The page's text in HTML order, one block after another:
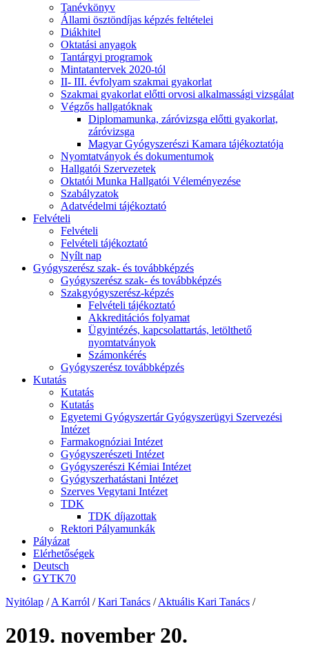
Tanévkönyv
Állami ösztöndíjas képzés feltételei
Diákhitel
Oktatási anyagok
Tantárgyi programok
Mintatantervek 2020-tól
II- III. évfolyam szakmai gyakorlat
Szakmai gyakorlat előtti orvosi alkalmassági vizsgálat
Végzős hallgatóknak
Diplomamunka, záróvizsga előtti gyakorlat,
záróvizsga
Magyar Gyógyszerészi Kamara tájékoztatója
Nyomtatványok és dokumentumok
Hallgatói Szervezetek
Oktatói Munka Hallgatói Véleményezése
Szabályzatok
Adatvédelmi tájékoztató
Felvételi
Felvételi
Felvételi tájékoztató
Nyílt nap
Gyógyszerész szak- és továbbképzés
Gyógyszerész szak- és továbbképzés
Szakgyógyszerész-képzés
Felvételi tájékoztató
Akkreditációs folyamat
Ügyintézés, kapcsolattartás, letölthető
nyomtatványok
Számonkérés
Gyógyszerész továbbképzés
Kutatás
Kutatás
Kutatás
Egyetemi Gyógyszertár Gyógyszerügyi Szervezési
Intézet
Farmakognóziai Intézet
Gyógyszerészeti Intézet
Gyógyszerészi Kémiai Intézet
Gyógyszerhatástani Intézet
Szerves Vegytani Intézet
TDK
TDK díjazottak
Rektori Pályamunkák
Pályázat
Elérhetőségek
Deutsch
GYTK70
Nyitólap / A Karról / Kari Tanács / Aktuális Kari Tanács /
2019. november 20.